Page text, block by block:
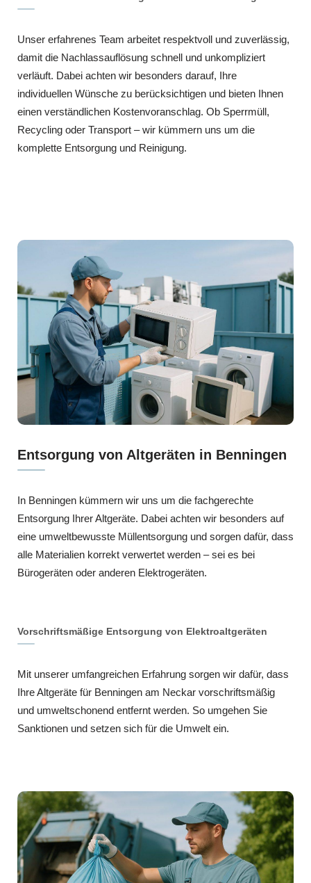
Unser erfahrenes Team arbeitet respektvoll und zuverlässig,
damit die Nachlassauflösung schnell und unkompliziert
verläuft. Dabei achten wir besonders darauf, Ihre
individuellen Wünsche zu berücksichtigen und bieten Ihnen
einen verständlichen Kostenvoranschlag. Ob Sperrmüll,
Recycling oder Transport – wir kümmern uns um die
komplette Entsorgung und Reinigung.
Entsorgung von Altgeräten in Benningen
In Benningen kümmern wir uns um die fachgerechte
Entsorgung Ihrer Altgeräte. Dabei achten wir besonders auf
eine umweltbewusste Müllentsorgung und sorgen dafür, dass
alle Materialien korrekt verwertet werden – sei es bei
Bürogeräten oder anderen Elektrogeräten.
Vorschriftsmäßige Entsorgung von Elektroaltgeräten
Mit unserer umfangreichen Erfahrung sorgen wir dafür, dass
Ihre Altgeräte für Benningen am Neckar vorschriftsmäßig
und umweltschonend entfernt werden. So umgehen Sie
Sanktionen und setzen sich für die Umwelt ein.